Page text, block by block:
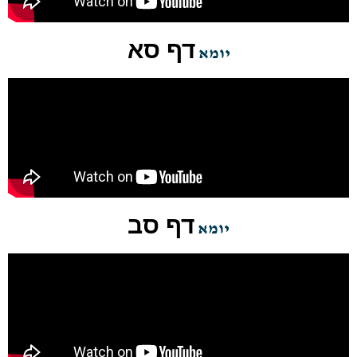
יומא דף סא
יומא דף סב